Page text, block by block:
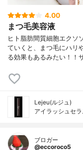
4.00
まつ毛美容液
ヒト脂肪間質細胞エクソ
ていくと、まつ毛にハリ
る効果もあるみたい！！
Lejeu(ルジュ)
アイラッシュセラ
ブロガー
@eccoroco5